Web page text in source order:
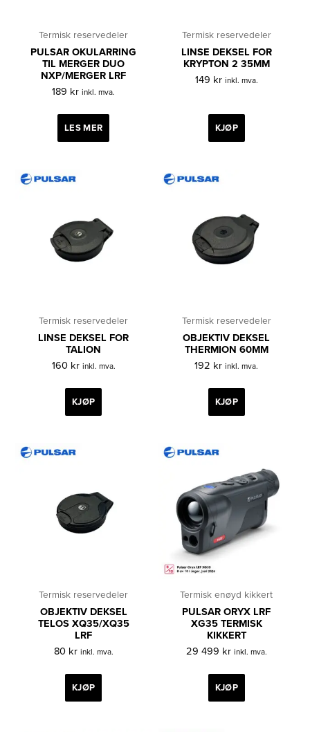
Termisk reservedeler
PULSAR OKULARRING
TIL MERGER DUO
NXP/MERGER LRF
189 kr inkl. mva.
LES MER
Termisk reservedeler
LINSE DEKSEL FOR
KRYPTON 2 35MM
149 kr inkl. mva.
KJØP
Termisk reservedeler
LINSE DEKSEL FOR
TALION
160 kr inkl. mva.
KJØP
Termisk reservedeler
OBJEKTIV DEKSEL
THERMION 60MM
192 kr inkl. mva.
KJØP
Termisk reservedeler
OBJEKTIV DEKSEL
TELOS XQ35/XQ35
LRF
80 kr inkl. mva.
KJØP
Termisk enøyd kikkert
PULSAR ORYX LRF
XG35 TERMISK
KIKKERT
29 499 kr inkl. mva.
KJØP